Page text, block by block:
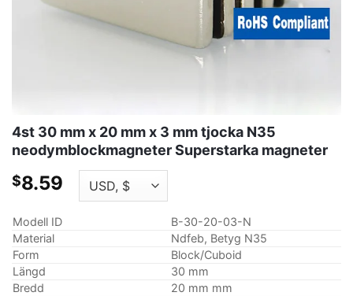
4st 30 mm x 20 mm x 3 mm tjocka N35
neodymblockmagneter Superstarka magneter
$8.59
Modell ID
B-30-20-03-N
Material
Ndfeb, Betyg N35
Form
Block/Cuboid
Längd
30 mm
Bredd
20 mm mm